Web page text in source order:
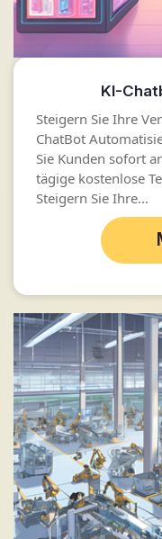
KI-
Steigern Sie Ihre
ChatBot
Sie Kunden sofort
tägige kostenlose
Steigern Sie Ihre...